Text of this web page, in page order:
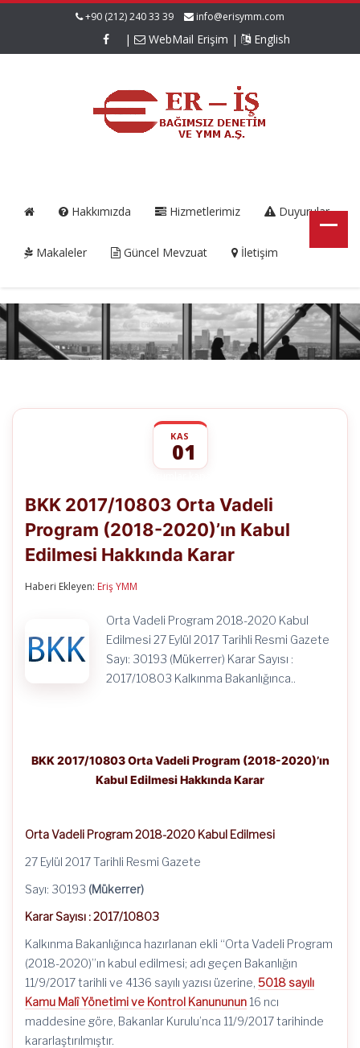
+90 (212) 240 33 39 info@erisymm.com
| WebMail Erişim | English
Hakkımızda Hizmetlerimiz Duyurular
Makaleler Güncel Mevzuat İletişim
KAS
01
Orta
Vadeli
Program
2020)’ın
için
BKK 2017/10803 Orta Vadeli
Program (2018-2020)’ın Kabul
Edilmesi Hakkında Karar
Haberi Ekleyen: Eriş YMM
Orta Vadeli Program 2018-2020 Kabul
Edilmesi 27 Eylül 2017 Tarihli Resmi Gazete
Sayı: 30193 (Mükerrer) Karar Sayısı :
2017/10803 Kalkınma Bakanlığınca..
BKK 2017/10803 Orta Vadeli Program (2018-2020)’ın
Kabul Edilmesi Hakkında Karar
Orta Vadeli Program 2018-2020 Kabul Edilmesi
27 Eylül 2017 Tarihli Resmi Gazete
Sayı: 30193 (Mükerrer)
Karar Sayısı : 2017/10803
Kalkınma Bakanlığınca hazırlanan ekli “Orta Vadeli Program
(2018-2020)”ın kabul edilmesi; adı geçen Bakanlığın
11/9/2017 tarihli ve 4136 sayılı yazısı üzerine, 5018 sayılı
Kamu Malî Yönetimi ve Kontrol Kanununun 16 ncı
maddesine göre, Bakanlar Kurulu’nca 11/9/2017 tarihinde
kararlaştırılmıştır.